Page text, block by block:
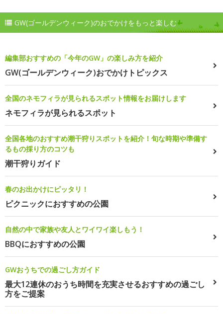
GW(ゴールデンウィーク)のおでかけをもっと楽しむ
編集部おすすめの「今年のGW」の楽しみ方を紹介
GW(ゴールデンウィーク)おでかけトピックス
全国のネモフィラが見られるスポット情報をお届けします
ネモフィラが見られるスポット
全国各地のおすすめ潮干狩りスポットを紹介！旬な時期や準備す
るもの採り方のコツも
潮干狩りガイド
春のお出かけにピッタリ！
ピクニックにおすすめの公園
自然の中で家族や友人とワイワイ楽しもう！
BBQにおすすめの公園
GWおうちでの過ごし方ガイド
最大12連休のおうち時間を充実させるおすすめの過ごし
方をご提案